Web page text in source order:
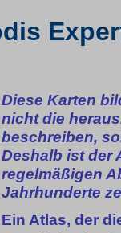
Diese Karten
nicht die
beschreiben,
Deshalb ist der
regelmäßigen
Jahrhunderte
Ein Atlas, der